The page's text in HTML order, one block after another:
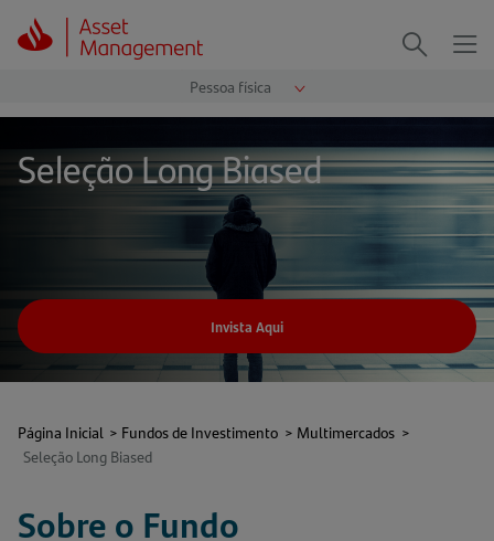
Seleção Long Biased
Invista Aqui
Página Inicial > Fundos de Investimento > Multimercados >
Seleção Long Biased
Sobre o Fundo